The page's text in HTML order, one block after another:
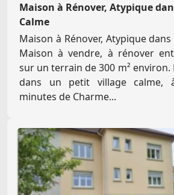
Maison à Rénover, Atypique
Calme
Maison à Rénover, Atypique
Maison à vendre, à rénover
sur un terrain de 300 m² environ.
dans un petit village calme,
minutes de Charme...